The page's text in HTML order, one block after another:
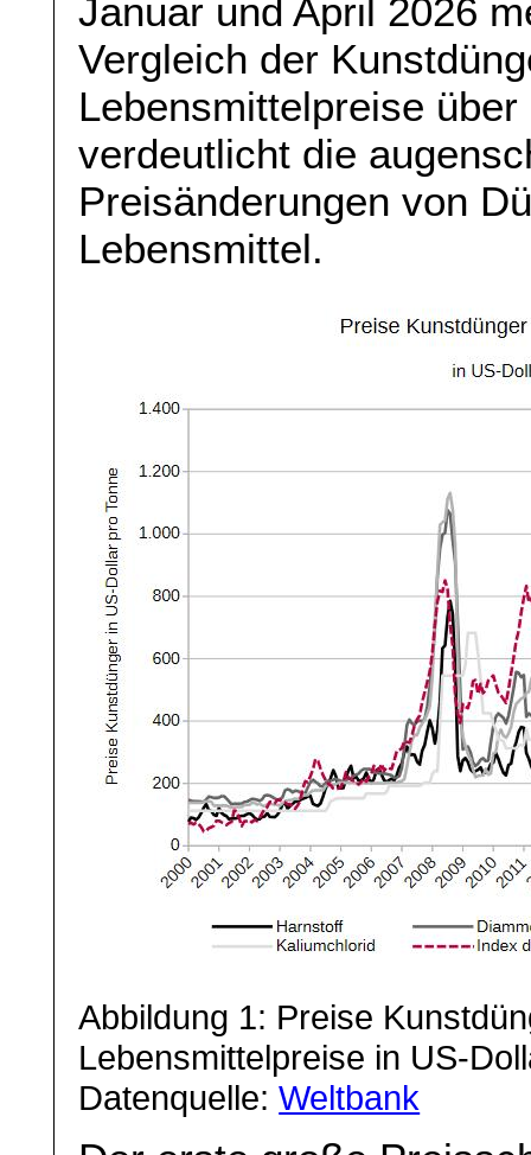
Januar und April 2026
Vergleich der
Lebensmittelpreise
verdeutlicht die
Preisänderungen von
Lebensmittel.
Abbildung 1: Preise
Lebensmittelpreise in US-
Datenquelle:Weltbank